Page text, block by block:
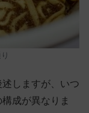
しますが、いつ
成が異なりま